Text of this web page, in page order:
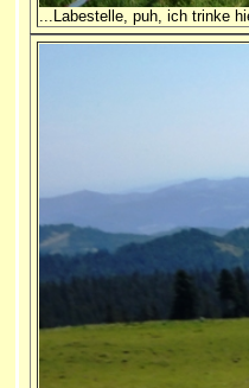
...Labestelle, puh, ich trinke